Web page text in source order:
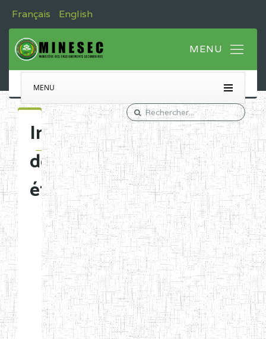
Français English
MENU
Immatriculation
des
établissements
Etablissements
d'enseignement
normal